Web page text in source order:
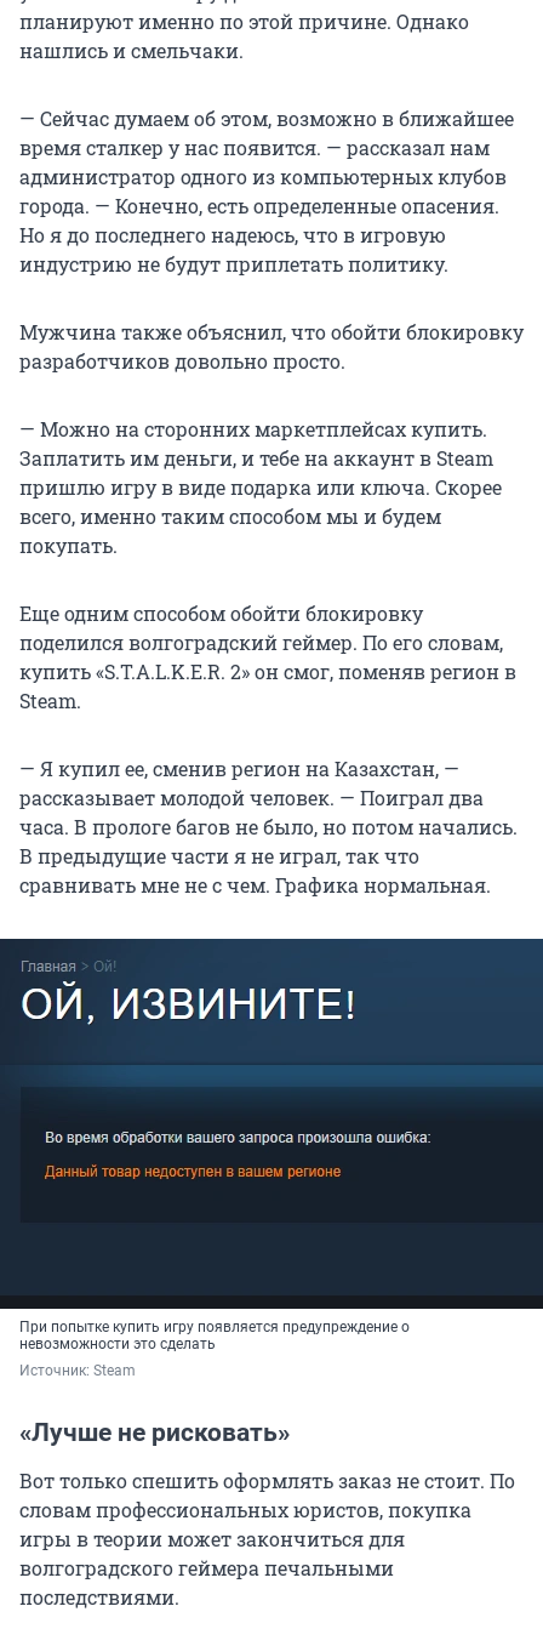
планируют именно по этой причине. Однако
нашлись и смельчаки.
— Сейчас думаем об этом, возможно в ближайшее
время сталкер у нас появится. — рассказал нам
администратор одного из компьютерных клубов
города. — Конечно, есть определенные опасения.
Но я до последнего надеюсь, что в игровую
индустрию не будут приплетать политику.
Мужчина также объяснил, что обойти блокировку
разработчиков довольно просто.
— Можно на сторонних маркетплейсах купить.
Заплатить им деньги, и тебе на аккаунт в Steam
пришлю игру в виде подарка или ключа. Скорее
всего, именно таким способом мы и будем
покупать.
Еще одним способом обойти блокировку
поделился волгоградский геймер. По его словам,
купить «S.T.A.L.K.E.R. 2» он смог, поменяв регион в
Steam.
— Я купил ее, сменив регион на Казахстан, —
рассказывает молодой человек. — Поиграл два
часа. В прологе багов не было, но потом начались.
В предыдущие части я не играл, так что
сравнивать мне не с чем. Графика нормальная.
При попытке купить игру появляется предупреждение о
невозможности это сделать
Источник: Steam
«Лучше не рисковать»
Вот только спешить оформлять заказ не стоит. По
словам профессиональных юристов, покупка
игры в теории может закончиться для
волгоградского геймера печальными
последствиями.